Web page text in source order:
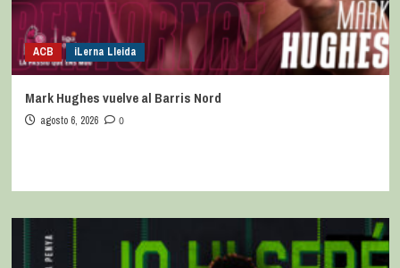
ACB iLerna Lleida
Mark Hughes vuelve al Barris Nord
agosto 6, 2026 0